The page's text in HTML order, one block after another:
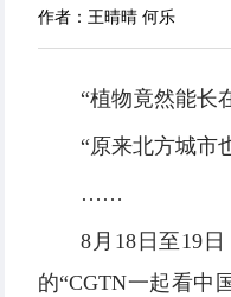
作者：王晴晴 何乐
“植物竟然能长
“原来北方城市
……
8月18日至19
的“CGTN一起看中